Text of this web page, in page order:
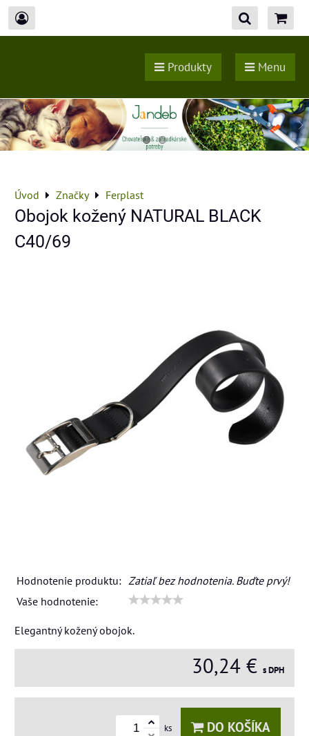
Produkty Menu
Úvod Značky Ferplast
Obojok kožený NATURAL BLACK
C40/69
Hodnotenie produktu: Zatiaľ bez hodnotenia. Buďte prvý!
Vaše hodnotenie:
Elegantný kožený obojok.
30,24 € s DPH
ks DO KOŠÍKA